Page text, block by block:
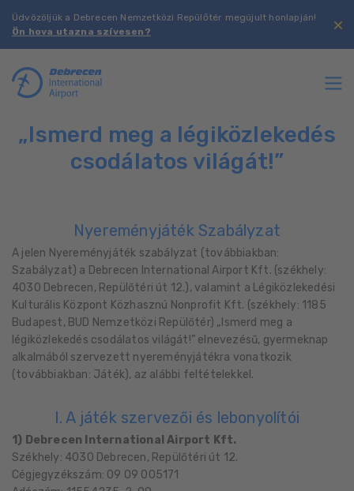
Üdvözöljük a Debrecen Nemzetközi Repülőtér megújult honlapján!
Ön hova utazna szívesen?
„Ismerd meg a légiközlekedés
csodálatos világát!”
Nyereményjáték Szabályzat
A jelen Nyereményjáték szabályzat (továbbiakban:
Szabályzat) a Debrecen International Airport Kft. (székhely:
4030 Debrecen, Repülőtéri út 12.), valamint a Légiközlekedési
Kulturális Központ Közhasznú Nonprofit Kft. (székhely: 1185
Budapest, BUD Nemzetközi Repülőtér) „Ismerd meg a
légiközlekedés csodálatos világát!” elnevezésű, gyermeknap
alkalmából szervezett nyereményjátékra vonatkozik
(továbbiakban: Játék), az alábbi feltételekkel.
I. A játék szervezői és lebonyolítói
1) Debrecen International Airport Kft.
Székhely: 4030 Debrecen, Repülőtéri út 12.
Cégjegyzékszám: 09 09 005171